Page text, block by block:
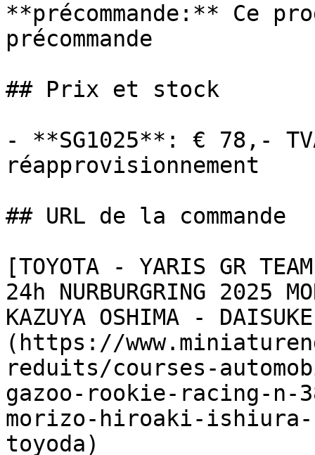
**précommande:** Ce
précommande
## Prix et stock
- **SG1025**: € 78,-
réapprovisionnement
## URL de la commande
[TOYOTA - YARIS GR
24h NURBURGRING 2025
KAZUYA OSHIMA -
(https://
reduits/courses-
gazoo-rookie-racing-n-
morizo-hiroaki-ishiura-
toyoda)